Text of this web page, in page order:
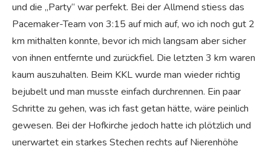
und die „Party“ war perfekt. Bei der Allmend stiess das
Pacemaker-Team von 3:15 auf mich auf, wo ich noch gut 2
km mithalten konnte, bevor ich mich langsam aber sicher
von ihnen entfernte und zurückfiel. Die letzten 3 km waren
kaum auszuhalten. Beim KKL wurde man wieder richtig
bejubelt und man musste einfach durchrennen. Ein paar
Schritte zu gehen, was ich fast getan hätte, wäre peinlich
gewesen. Bei der Hofkirche jedoch hatte ich plötzlich und
unerwartet ein starkes Stechen rechts auf Nierenhöhe